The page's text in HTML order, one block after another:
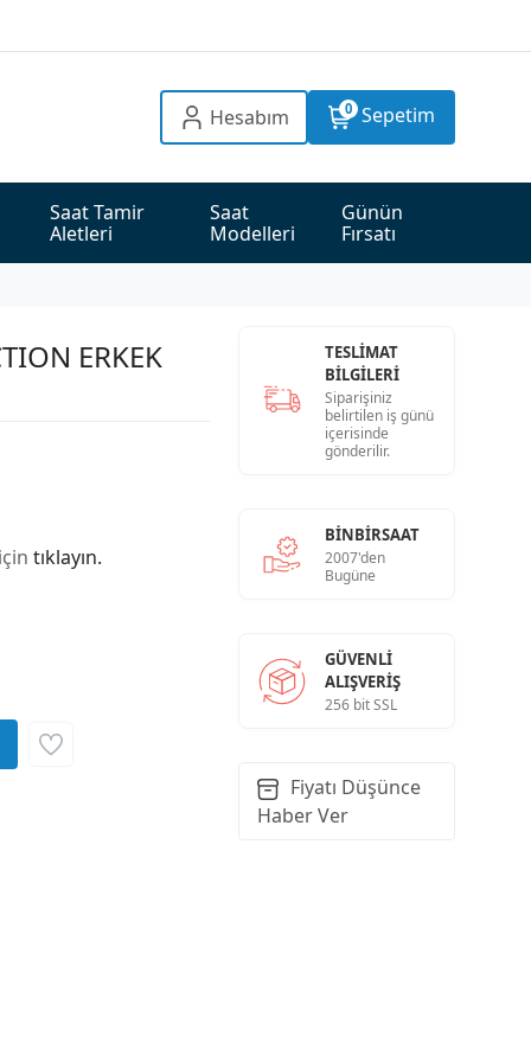
Hesabım 0 Sepetim
Saat Tamir
Aletleri
Saat
Modelleri
Günün
Fırsatı
ERKEK
tıklayın.
TESLİMAT
BİLGİLERİ
Siparişiniz
belirtilen iş günü
içerisinde
gönderilir.
BINBIRSAAT
2007'den
Bugüne
GÜVENLI
ALIŞVERIŞ
256 bit SSL
Fiyatı Düşünce
Haber Ver